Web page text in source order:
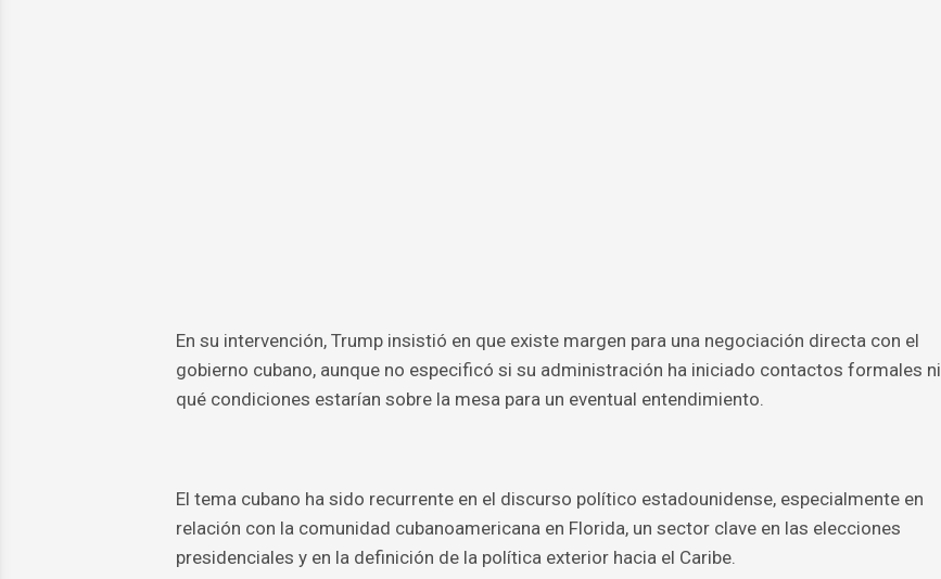
En su intervención, Trump insistió en que existe margen para una negociación directa con el
gobierno cubano, aunque no especificó si su administración ha iniciado contactos formales ni
qué condiciones estarían sobre la mesa para un eventual entendimiento.
El tema cubano ha sido recurrente en el discurso político estadounidense, especialmente en
relación con la comunidad cubanoamericana en Florida, un sector clave en las elecciones
presidenciales y en la definición de la política exterior hacia el Caribe.